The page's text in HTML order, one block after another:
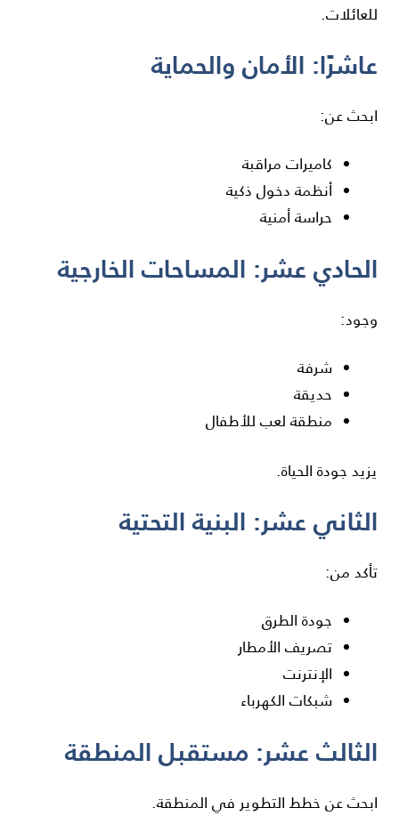
للعائلات.
عاشرًا: الأمان والحماية
ابحث عن:
كاميرات مراقبة
أنظمة دخول ذكية
حراسة أمنية
الحادي عشر: المساحات الخارجية
وجود:
شرفة
حديقة
منطقة لعب للأطفال
يزيد جودة الحياة.
الثاني عشر: البنية التحتية
تأكد من:
جودة الطرق
تصريف الأمطار
الإنترنت
شبكات الكهرباء
الثالث عشر: مستقبل المنطقة
ابحث عن خطط التطوير في المنطقة.